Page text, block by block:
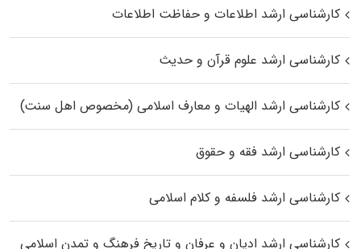
کارشناسی ارشد اطلاعات و حفاظت اطلاعات
کارشناسی ارشد علوم قرآن و حدیث
کارشناسی ارشد الهیات و معارف اسلامی (مخصوص اهل سنت)
کارشناسی ارشد فقه و حقوق
کارشناسی ارشد فلسفه و کلام اسلامی
کارشناسی ارشد ادیان و عرفان و تاریخ فرهنگ و تمدن اسلامی